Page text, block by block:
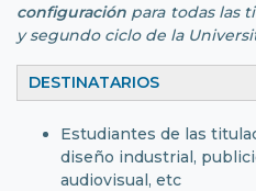
configuración para todas las
y segundo ciclo de la
DESTINATARIOS
Estudiantes de las
diseño industrial,
audiovisual, etc